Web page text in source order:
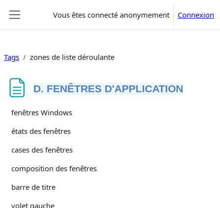
Vous êtes connecté anonymement Connexion
Tags zones de liste déroulante
D. FENÊTRES D'APPLICATION
Conditions d’achèvement
fenêtres Windows
états des fenêtres
cases des fenêtres
composition des fenêtres
barre de titre
volet gauche